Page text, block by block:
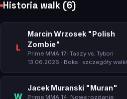
Historia walk (6)
L
Marcin Wrzosek "Polish
Zombie"
Prime MMA 17: Taazy vs. Tybori ·
13.06.2026 · Boks · szczegóły walki
W
Jacek Muranski "Muran"
Prime MMA 14: Nowe rozdanie ·